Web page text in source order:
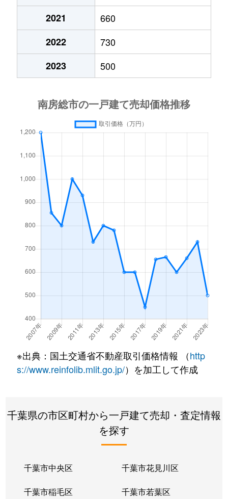
富浦町豊岡 70万円
富浦町南無谷
290万円
富浦町原岡
200万円
和田町柴
和田町下三原
和田町花園
500万円
1,600万円
徒歩
和田浦
徒歩
和田浦 徒歩8
2021
660
2022
730
2023
500
※出典：国土交通省不動産取引価格情報 （http
s://www.reinfolib.mlit.go.jp/）を加工して作成
千葉県の市区町村から一戸建て売却・査定情報
を探す
千葉市中央区 千葉市花見川区
千葉市稲毛区 千葉市若葉区